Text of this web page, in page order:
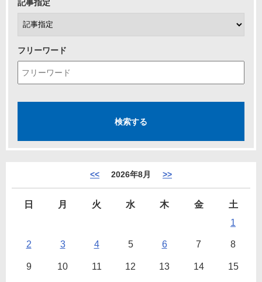
記事指定
フリーワード
<< 2026年8月 >>
日 月 火 水 木 金
土
1
2 3 4 5 6 7 8
9 10 11 12 13 14 15